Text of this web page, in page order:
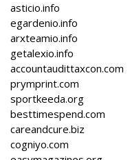
asticio.info
egardenio.info
arxteamio.info
getalexio.info
accountaudittaxcon.com
prymprint.com
sportkeeda.org
besttimespend.com
careandcure.biz
cogniyo.com